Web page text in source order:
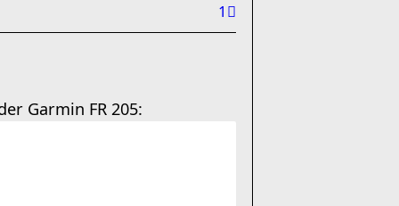
1
Garmin FR 205: